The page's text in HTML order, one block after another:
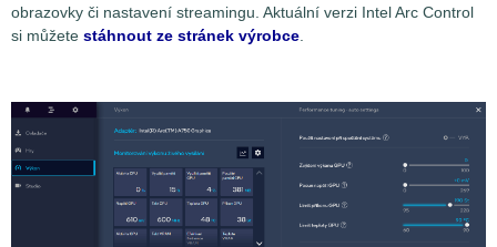
obrazovky či nastavení streamingu. Aktuální verzi Intel Arc Control
si můžete stáhnout ze stránek výrobce.